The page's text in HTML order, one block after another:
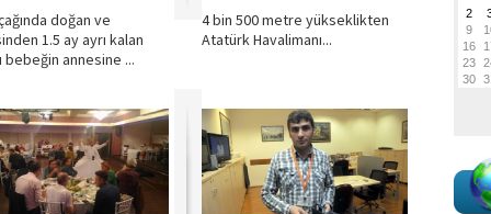
doğan ve
1.5 ay ayrı kalan
bebeğin annesine ...
4 bin 500 metre yükseklikten
Atatürk Havalimanı...